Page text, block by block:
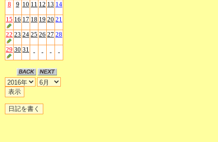
8 9 10 11 12 13 14
15 16 17 18 19 20 21
22 23 24 25 26 27 28
29 30 31 - - - -